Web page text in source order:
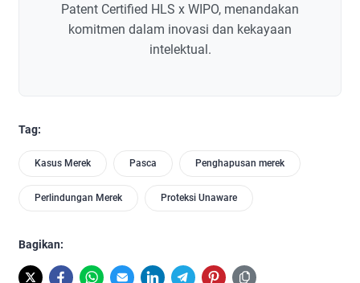
Patent Certified HLS x WIPO, menandakan
komitmen dalam inovasi dan kekayaan
intelektual.
Tag:
Kasus Merek Pasca Penghapusan merek
Perlindungan Merek Proteksi Unaware
Bagikan: